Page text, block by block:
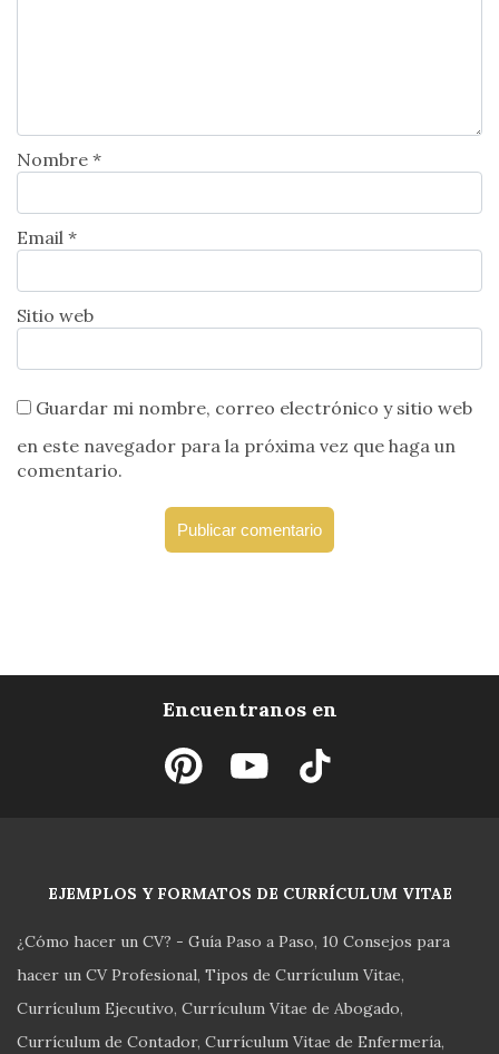
Nombre *
Email *
Sitio web
Guardar mi nombre, correo electrónico y sitio web
en este navegador para la próxima vez que haga un
comentario.
Encuentranos en
EJEMPLOS Y FORMATOS DE CURRÍCULUM VITAE
¿Cómo hacer un CV? - Guía Paso a Paso 10 Consejos para
hacer un CV Profesional Tipos de Currículum Vitae
Currículum Ejecutivo Currículum Vitae de Abogado
Currículum de Contador Currículum Vitae de Enfermería